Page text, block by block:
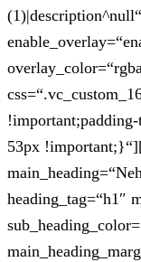
53px
heading_tag=“h1″